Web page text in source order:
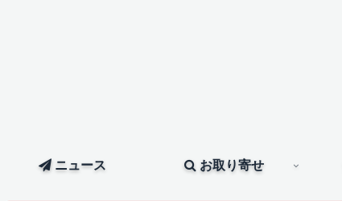
ニュース お取り寄せ